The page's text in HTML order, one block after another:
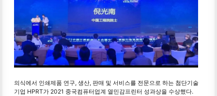
의식에서 인쇄제품 연구, 생산, 판매 및 서비스를 전문으로 하는 첨단기술
기업 HPRT가 2021 중국컴퓨터업계 열민감프린터 성과상을 수상했다.